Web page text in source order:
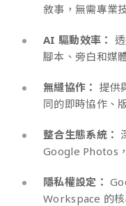
敘事，無需專業
AI 驅動效率：
腳本、旁白和媒
無縫協作： 提供
同的即時協作、
整合生態系統：
Google Photos
隱私權設定：
Workspace 的